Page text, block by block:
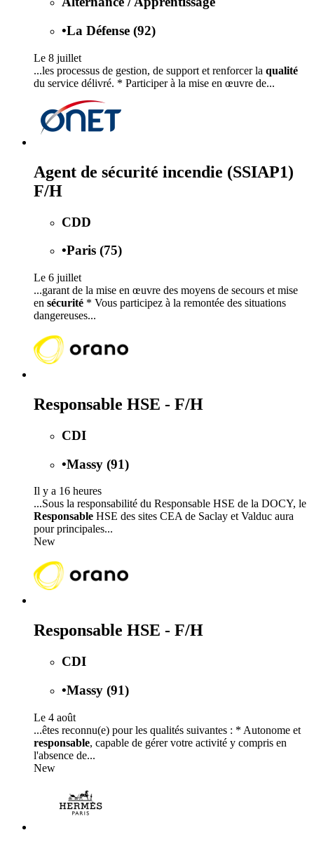
•La Défense (92)
Le 8 juillet
...les processus de gestion, de support et renforcer la qualité
du service délivré. * Participer à la mise en œuvre de...
Agent de sécurité incendie (SSIAP1)
F/H
CDD
•Paris (75)
Le 6 juillet
...garant de la mise en œuvre des moyens de secours et mise
en sécurité * Vous participez à la remontée des situations
dangereuses...
Responsable HSE - F/H
CDI
•Massy (91)
Il y a 16 heures
...Sous la responsabilité du Responsable HSE de la DOCY, le
Responsable HSE des sites CEA de Saclay et Valduc aura
pour principales...
New
Responsable HSE - F/H
CDI
•Massy (91)
Le 4 août
...êtes reconnu(e) pour les qualités suivantes : * Autonome et
responsable, capable de gérer votre activité y compris en
l'absence de...
New